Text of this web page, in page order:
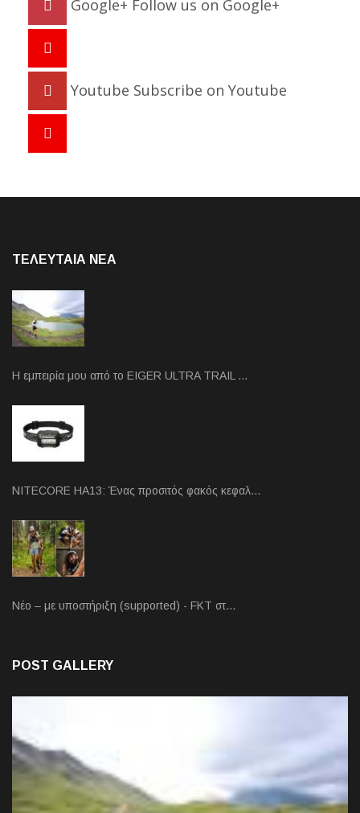
Google+ Follow us on Google+
Youtube Subscribe on Youtube
ΤΕΛΕΥΤΑΙΑ NEA
Η εμπειρία μου από το EIGER ULTRA TRAIL …
NITECORE HA13: Ένας προσιτός φακός κεφαλ…
Νέο – με υποστήριξη (supported) - FKT στ…
POST GALLERY